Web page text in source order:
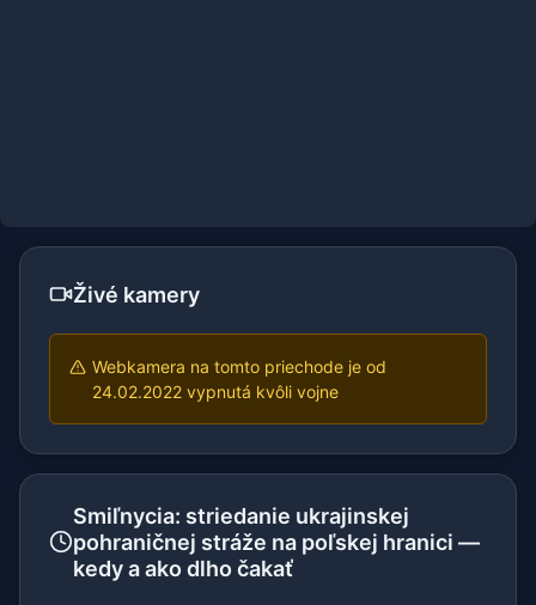
Živé kamery
Webkamera na tomto priechode je od
24.02.2022 vypnutá kvôli vojne
Smiľnycia: striedanie ukrajinskej
pohraničnej stráže na poľskej hranici —
kedy a ako dlho čakať